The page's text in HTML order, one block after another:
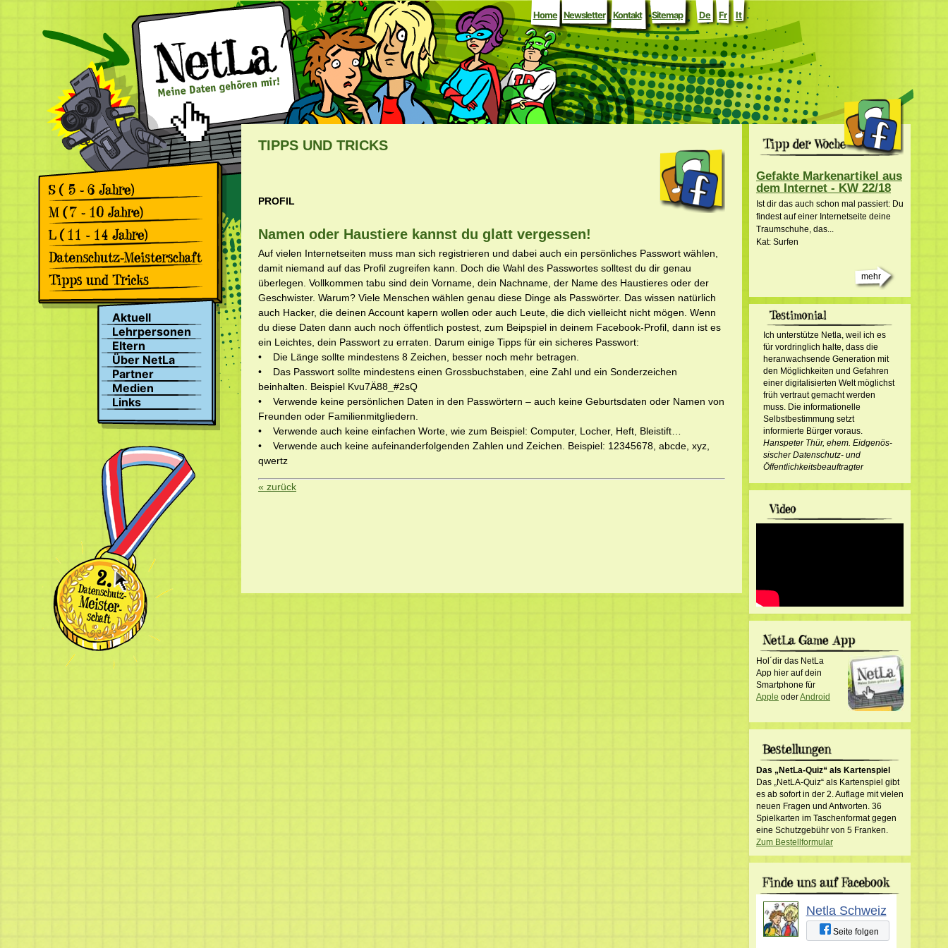
De Fr It
Home Newsletter Kontakt Sitemap
Games
Comics
Games
Comics
Games
Comics
Rückblick 2. Datenschutz-
Meisterschaft
Rückblick 1. Datenschutz-
Meisterschaft
Apps & Facebook
Surfen
Suchen
Aktuell
Lehrpersonen
Eltern
Über NetLa
Partner
Medien
Links
TIPPS UND TRICKS
PROFIL
Namen oder Haustiere kannst du glatt vergessen!
Auf vielen Internetseiten muss man sich registrieren und dabei auch ein persönliches Passwort wählen,
damit niemand auf das Profil zugreifen kann. Doch die Wahl des Passwortes solltest du dir genau
überlegen. Vollkommen tabu sind dein Vorname, dein Nachname, der Name des Haustieres oder der
Geschwister. Warum? Viele Menschen wählen genau diese Dinge als Passwörter. Das wissen natürlich
auch Hacker, die deinen Account kapern wollen oder auch Leute, die dich vielleicht nicht mögen. Wenn
du diese Daten dann auch noch öffentlich postest, zum Beipspiel in deinem Facebook-Profil, dann ist es
ein Leichtes, dein Passwort zu erraten. Darum einige Tipps für ein sicheres Passwort:
• Die Länge sollte mindestens 8 Zeichen, besser noch mehr betragen.
• Das Passwort sollte mindestens einen Grossbuchstaben, eine Zahl und ein Sonderzeichen
beinhalten. Beispiel Kvu7Ä88_#2sQ
• Verwende keine persönlichen Daten in den Passwörtern – auch keine Geburtsdaten oder Namen von
Freunden oder Familienmitgliedern.
• Verwende auch keine einfachen Worte, wie zum Beispiel: Computer, Locher, Heft, Bleistift…
• Verwende auch keine aufeinanderfolgenden Zahlen und Zeichen. Beispiel: 12345678, abcde, xyz,
qwertz
« zurück
Gefakte Markenartikel aus
dem Internet - KW 22/18
Ist dir das auch schon mal passiert: Du
findest auf einer Internetseite deine
Traumschuhe, das...
Kat: Surfen
mehr
Ich unterstütze Netla, weil ich es
für vordringlich halte, dass die
heranwachsende Generation mit
den Möglichkeiten und Gefahren
einer digitalisierten Welt möglichst
früh vertraut gemacht werden
muss. Die informationelle
Selbstbestimmung setzt
informierte Bürger voraus.
Hanspeter Thür, ehem. Eid­ge­nös­
sisch­er Datenschutz- und
Öffentlichkeitsbeauftragter
Hol´dir das NetLa
App hier auf dein
Smartphone für
Apple oderAndroid
Das „NetLa-Quiz“ als Kartenspiel
Das „NetLA-Quiz“ als Kartenspiel gibt
es ab sofort in der 2. Auflage mit vielen
neuen Fragen und Antworten. 36
Spielkarten im Taschenformat gegen
eine Schutzgebühr von 5 Franken.
Zum Bestellformular
Netla Schweiz
Seite folgen